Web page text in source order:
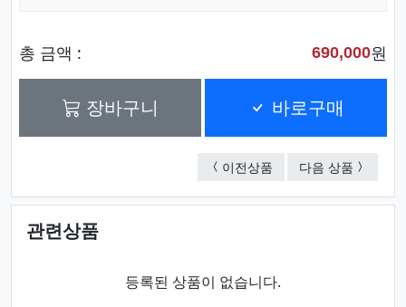
총 금액 : 690,000원
장바구니 바로구매
이전상품 신패션꽂이볼펜 B
다음 상품 신패션
관련상품
등록된 상품이 없습니다.